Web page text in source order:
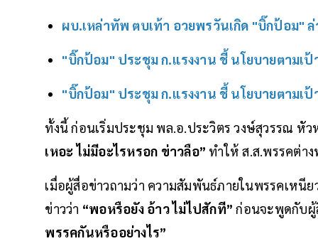
ผบ.เหล่าทัพ ตบเท้า อวยพรวันเกิด "บิ๊กป้อม"
"บิ๊กป้อม" ประชุม ก.แรงงาน ชี้ นโยบายตามเ
"บิ๊กป้อม" ประชุม ก.แรงงาน ชี้ นโยบายตามเ
ทั้งนี้ ก่อนเริ่มประชุม พล.อ.ประวิตร วงษ์สุวรรณ หั
เหอะ ไม่มีอะไรหรอก ข่าวลือ” ทำให้ ส.ส.พรรคต่า
เมื่อผู้สื่อข่าวถามว่า ความสัมพันธ์ภายในพรรคเห
ข่าวว่า “พอหรือยัง อ้าว ไม่ไปสักที” ก่อนจะพูดกับผู้
พรรคกันหรืออย่างไร”